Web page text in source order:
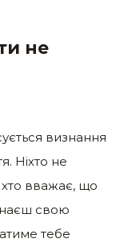
не
визнання
Ніхто не
хто вважає, що
свою
тебе